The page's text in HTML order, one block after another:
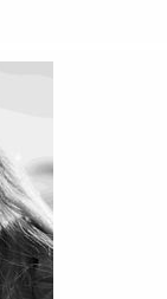
mor eller søn
lektiehjælp til
Det her er